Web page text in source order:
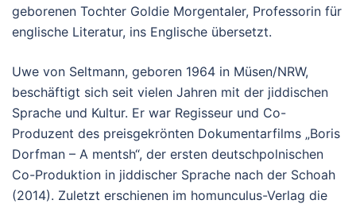
geborenen Tochter Goldie Morgentaler, Professorin für
englische Literatur, ins Englische übersetzt.
Uwe von Seltmann, geboren 1964 in Müsen/NRW,
beschäftigt sich seit vielen Jahren mit der jiddischen
Sprache und Kultur. Er war Regisseur und Co-
Produzent des preisgekrönten Dokumentarfilms „Boris
Dorfman – A mentsh“, der ersten deutschpolnischen
Co-Produktion in jiddischer Sprache nach der Schoah
(2014). Zuletzt erschienen im homunculus-Verlag die